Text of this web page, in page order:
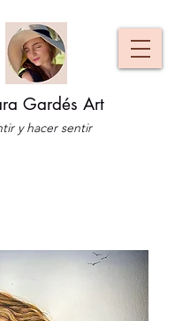
Gardés Art
y hacer sentir